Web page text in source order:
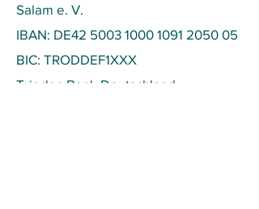
Salam e. V.
IBAN: DE42 5003 1000 1091 2050 05
BIC: TRODDEF1XXX
Triodos Bank Deutschland